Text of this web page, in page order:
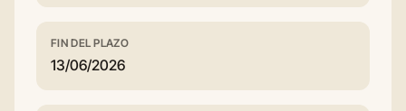
FIN DEL PLAZO
13/06/2026